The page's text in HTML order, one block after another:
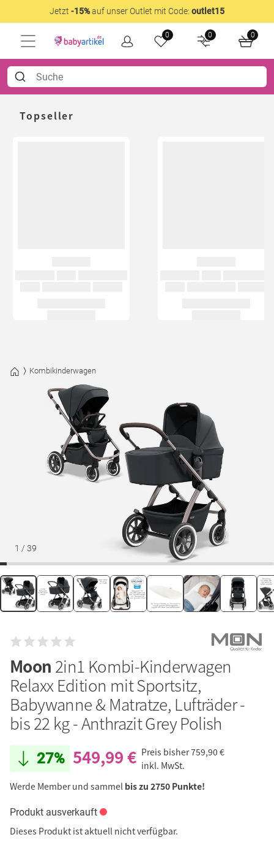
Jetzt -15%auf unser Outlet mit Code: outlet15
0 0 0
Topseller
Kombikinderwagen
1 / 39
Moon 2in1 Kombi-Kinderwagen
Relaxx Edition mit Sportsitz,
Babywanne & Matratze, Lufträder -
bis 22 kg - Anthrazit Grey Polish
27% 549,99 € Preis bisher759,90 €
inkl. MwSt.
Werde Member und sammel bis zu 2750 Punkte!
Produkt ausverkauft
Dieses Produkt ist aktuell nicht verfügbar.